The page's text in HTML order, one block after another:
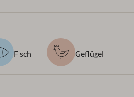
Fisch Geflügel